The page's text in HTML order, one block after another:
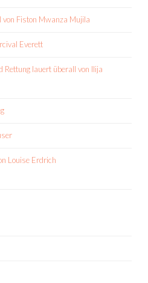
von Fiston Mwanza Mujila
Everett
lauert überall von Ilija
Louise Erdrich